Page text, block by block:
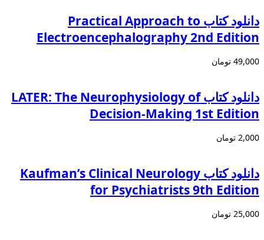
دانلود کتاب Practical Approach to
Electroencephalography 2nd Edition
49,000 تومان
دانلود کتاب LATER: The Neurophysiology of
Decision-Making 1st Edition
2,000 تومان
دانلود كتاب Kaufman’s Clinical Neurology
for Psychiatrists 9th Edition
25,000 تومان